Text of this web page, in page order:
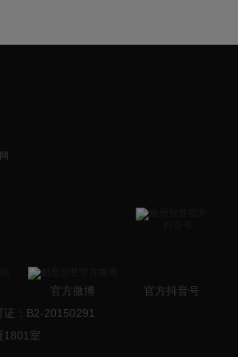
官方微博
官方抖音号
：B2-20150291
1801室